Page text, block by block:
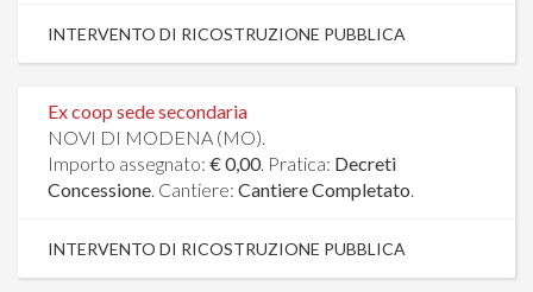
INTERVENTO DI RICOSTRUZIONE PUBBLICA
Ex coop sede secondaria
NOVI DI MODENA (MO).
Importo assegnato: € 0,00. Pratica: Decreti
Concessione. Cantiere: Cantiere Completato.
INTERVENTO DI RICOSTRUZIONE PUBBLICA